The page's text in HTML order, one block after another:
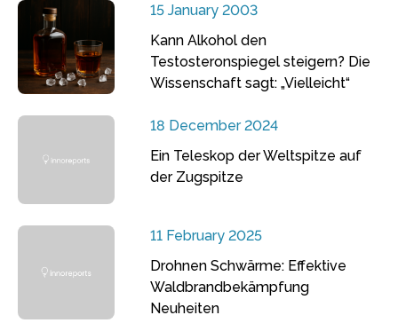
15 January 2003
Kann Alkohol den
Testosteronspiegel steigern? Die
Wissenschaft sagt: „Vielleicht“
18 December 2024
Ein Teleskop der Weltspitze auf
der Zugspitze
11 February 2025
Drohnen Schwärme: Effektive
Waldbrandbekämpfung
Neuheiten